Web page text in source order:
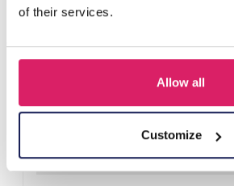
of their services.
Allow all
Customize
H-E25.2 B938-003-1 Bracelet
Details